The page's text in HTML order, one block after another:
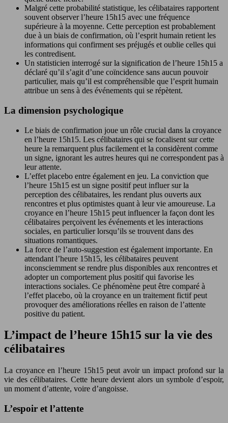
Malgré cette probabilité statistique, les célibataires rapportent
souvent observer l’heure 15h15 avec une fréquence
supérieure à la moyenne. Cette perception est probablement
due à un biais de confirmation, où l’esprit humain retient les
informations qui confirment ses préjugés et oublie celles qui
les contredisent.
Un statisticien interrogé sur la signification de l’heure 15h15 a
déclaré qu’il s’agit d’une coïncidence sans aucun pouvoir
particulier, mais qu’il est compréhensible que l’esprit humain
attribue un sens à des événements qui se répètent.
La dimension psychologique
Le biais de confirmation joue un rôle crucial dans la croyance
en l’heure 15h15. Les célibataires qui se focalisent sur cette
heure la remarquent plus facilement et la considèrent comme
un signe, ignorant les autres heures qui ne correspondent pas à
leur attente.
L’effet placebo entre également en jeu. La conviction que
l’heure 15h15 est un signe positif peut influer sur la
perception des célibataires, les rendant plus ouverts aux
rencontres et plus optimistes quant à leur vie amoureuse. La
croyance en l’heure 15h15 peut influencer la façon dont les
célibataires perçoivent les événements et les interactions
sociales, en particulier lorsqu’ils se trouvent dans des
situations romantiques.
La force de l’auto-suggestion est également importante. En
attendant l’heure 15h15, les célibataires peuvent
inconsciemment se rendre plus disponibles aux rencontres et
adopter un comportement plus positif qui favorise les
interactions sociales. Ce phénomène peut être comparé à
l’effet placebo, où la croyance en un traitement fictif peut
provoquer des améliorations réelles en raison de l’attente
positive du patient.
L’impact de l’heure 15h15 sur la vie des
célibataires
La croyance en l’heure 15h15 peut avoir un impact profond sur la
vie des célibataires. Cette heure devient alors un symbole d’espoir,
un moment d’attente, voire d’angoisse.
L’espoir et l’attente